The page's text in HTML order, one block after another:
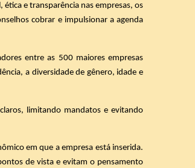
e transparência nas empresas, os
cobrar e impulsionar a agenda
entre as 500 maiores empresas
a diversidade de gênero, idade e
limitando mandatos e evitando
em que a empresa está inserida.
de vista e evitam o pensamento